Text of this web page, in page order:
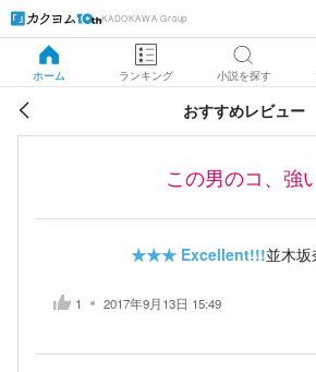
KADOKAWA Group
ホーム ランキング 小説を探す
おすすめレビュー
この男のコ、強
★★★ Excellent!!!並木
1 2017年9月13日 15:49